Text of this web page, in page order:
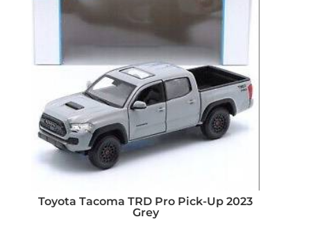
Toyota Tacoma TRD Pro Pick-Up 2023
Grey